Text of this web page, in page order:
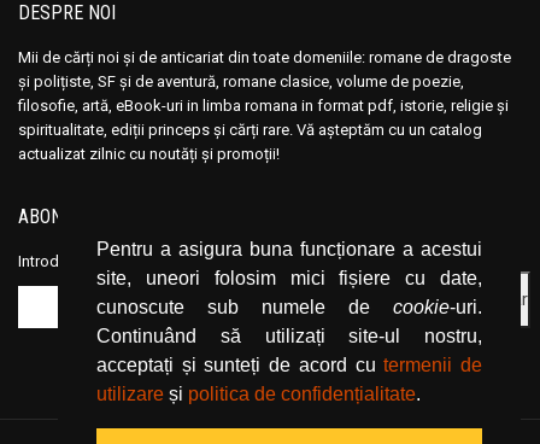
Pentru a asigura buna funcționare a acestui
site, uneori folosim mici fișiere cu date,
cunoscute sub numele de cookie-uri.
Continuând să utilizați site-ul nostru,
acceptați și sunteți de acord cutermenii de
utilizare și politica de confidențialitate.
DESPRE NOI
Mii de cărți noi și de anticariat din toate domeniile: romane de dragoste
și polițiste, SF și de aventură, romane clasice, volume de poezie,
filosofie, artă, eBook-uri in limba romana in format pdf, istorie, religie și
spiritualitate, ediții princeps și cărți rare. Vă așteptăm cu un catalog
actualizat zilnic cu noutăți și promoții!
ABONEAZĂ-TE LA NEWSLETTER
Introduceți adresa dvs. de email și dați click pe butonul de abonare.